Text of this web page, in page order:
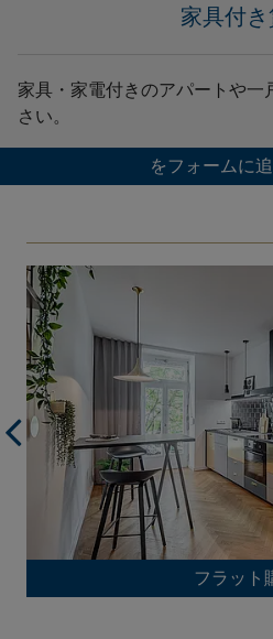
家具付
家具・家電付きのアパートや
さい。
をフォームに追
フラット